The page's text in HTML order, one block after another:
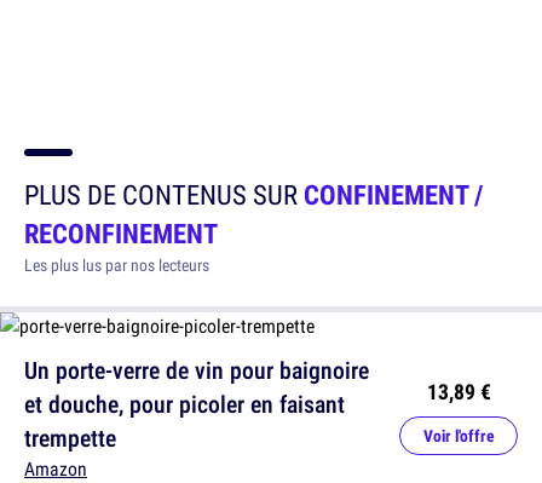
PLUS DE CONTENUS SURCONFINEMENT /
RECONFINEMENT
Les plus lus par nos lecteurs
Un porte-verre de vin pour baignoire
et douche, pour picoler en faisant
trempette
Amazon
13,89 €
Voir l'offre